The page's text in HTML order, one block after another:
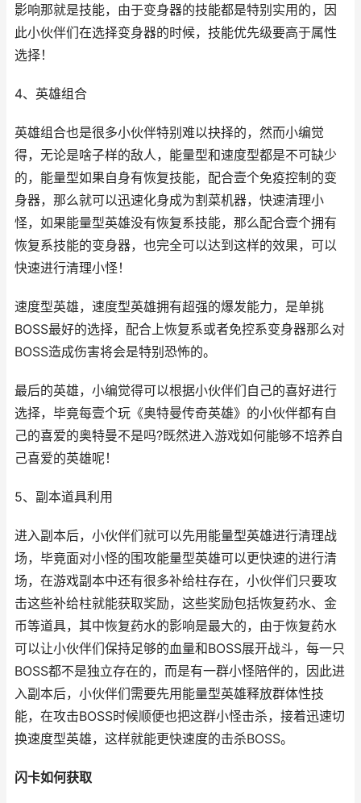
影响那就是技能，由于变身器的技能都是特别实用的，因
此小伙伴们在选择变身器的时候，技能优先级要高于属性
选择！
4、英雄组合
英雄组合也是很多小伙伴特别难以抉择的，然而小编觉
得，无论是啥子样的敌人，能量型和速度型都是不可缺少
的，能量型如果自身有恢复技能，配合壹个免疫控制的变
身器，那么就可以迅速化身成为割菜机器，快速清理小
怪，如果能量型英雄没有恢复系技能，那么配合壹个拥有
恢复系技能的变身器，也完全可以达到这样的效果，可以
快速进行清理小怪！
速度型英雄，速度型英雄拥有超强的爆发能力，是单挑
BOSS最好的选择，配合上恢复系或者免控系变身器那么对
BOSS造成伤害将会是特别恐怖的。
最后的英雄，小编觉得可以根据小伙伴们自己的喜好进行
选择，毕竟每壹个玩《奥特曼传奇英雄》的小伙伴都有自
己的喜爱的奥特曼不是吗?既然进入游戏如何能够不培养自
己喜爱的英雄呢！
5、副本道具利用
进入副本后，小伙伴们就可以先用能量型英雄进行清理战
场，毕竟面对小怪的围攻能量型英雄可以更快速的进行清
场，在游戏副本中还有很多补给柱存在，小伙伴们只要攻
击这些补给柱就能获取奖励，这些奖励包括恢复药水、金
币等道具，其中恢复药水的影响是最大的，由于恢复药水
可以让小伙伴们保持足够的血量和BOSS展开战斗，每一只
BOSS都不是独立存在的，而是有一群小怪陪伴的，因此进
入副本后，小伙伴们需要先用能量型英雄释放群体性技
能，在攻击BOSS时候顺便也把这群小怪击杀，接着迅速切
换速度型英雄，这样就能更快速度的击杀BOSS。
闪卡如何获取